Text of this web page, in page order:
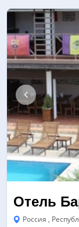
Отель
Россия ,